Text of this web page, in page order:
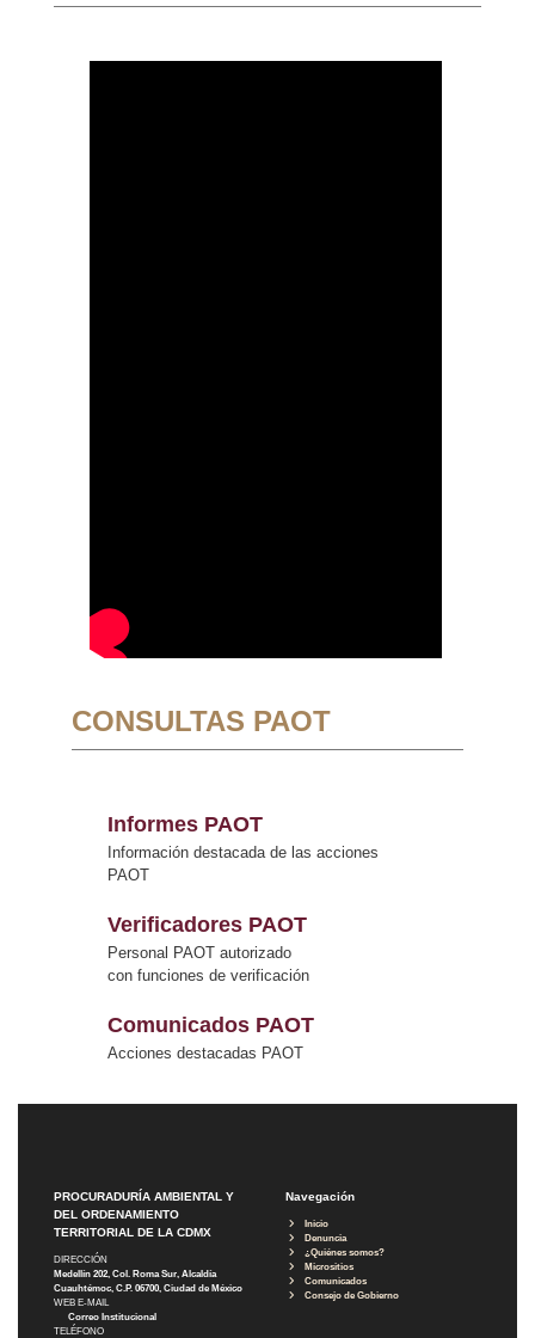
CONSULTAS PAOT
Informes PAOT
Información destacada de las acciones
PAOT
Verificadores PAOT
Personal PAOT autorizado
con funciones de verificación
Comunicados PAOT
Acciones destacadas PAOT
PROCURADURÍA AMBIENTAL Y
DEL ORDENAMIENTO
TERRITORIAL DE LA CDMX
DIRECCIÓN
Medellín 202, Col. Roma Sur, Alcaldía
Cuauhtémoc, C.P. 06700, Ciudad de México
WEB E-MAIL
Correo Institucional
TELÉFONO
Navegación
Inicio
Denuncia
¿Quiénes somos?
Micrositios
Comunicados
Consejo de Gobierno